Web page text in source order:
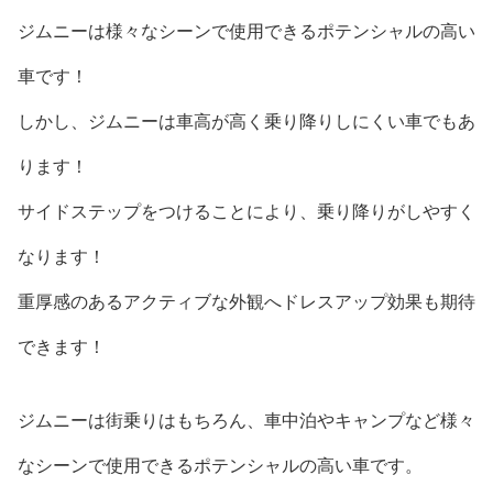
ジムニーは様々なシーンで使用できるポテンシャルの高い
車です！
しかし、ジムニーは車高が高く乗り降りしにくい車でもあ
ります！
サイドステップをつけることにより、乗り降りがしやすく
なります！
重厚感のあるアクティブな外観へドレスアップ効果も期待
できます！
ジムニーは街乗りはもちろん、車中泊やキャンプなど様々
なシーンで使用できるポテンシャルの高い車です。